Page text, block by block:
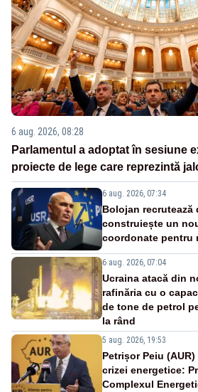
6 aug. 2026, 08:28
Parlamentul a adoptat în sesiune
proiecte de lege care reprezintă
6 aug. 2026, 07:34
Bolojan recrutează
construiește un
coordonate pentru
6 aug. 2026, 07:04
Ucraina atacă din
rafinăria cu o
de tone de petrol
la rând
5 aug. 2026, 19:53
Petrișor Peiu
crizei energetice:
Complexul